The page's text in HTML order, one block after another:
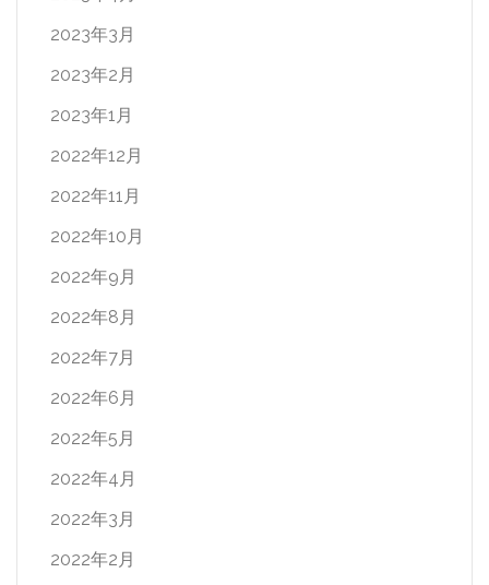
2023年3月
2023年2月
2023年1月
2022年12月
2022年11月
2022年10月
2022年9月
2022年8月
2022年7月
2022年6月
2022年5月
2022年4月
2022年3月
2022年2月